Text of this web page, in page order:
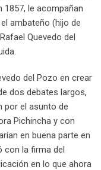
1857, le acompañan
ambateño (hijo de
Quevedo del
del Pozo en crear
dos debates largos,
por el asunto de
Pichincha y con
en buena parte en
con la firma del
en lo que ahora